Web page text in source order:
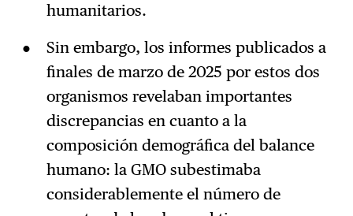
humanitarios.
Sin embargo, los informes publicados a
finales de marzo de 2025 por estos dos
organismos revelaban importantes
discrepancias en cuanto a la
composición demográfica del balance
humano: la GMO subestimaba
considerablemente el número de